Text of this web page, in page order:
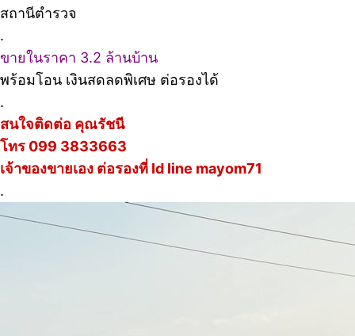
สถานีตำรวจ
.
ขายในราคา 3.2 ล้านบ้าน
พร้อมโอน เงินสดลดพิเศษ ต่อรองได้
.
สนใจติดต่อ คุณรัชนี
โทร 099 3833663
เจ้าของขายเอง ต่อรองที่ Id line mayom71
.